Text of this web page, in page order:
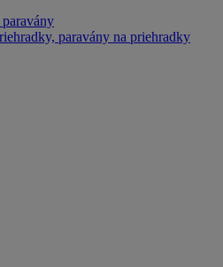
paravány na priehradky